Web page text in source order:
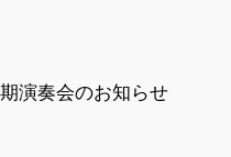
演奏会のお知らせ